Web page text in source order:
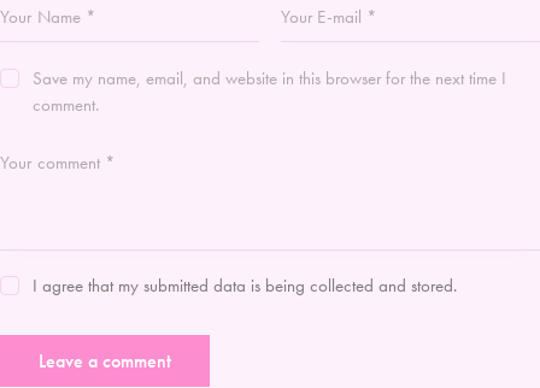
Save my name, email, and website in this browser for the next time I
comment.
I agree that my submitted data is being collected and stored.